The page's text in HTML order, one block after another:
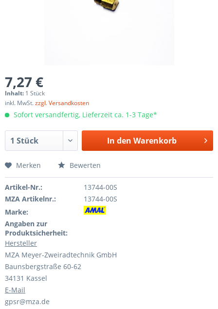
7,27 €
Inhalt: 1 Stück
inkl. MwSt.zzgl. Versandkosten
Sofort versandfertig, Lieferzeit ca. 1-3 Tage*
In den Warenkorb
Merken Bewerten
Artikel-Nr.:
13744-00S
MZA Artikelnr.:
13744-00S
Marke:
Angaben zur
Produktsicherheit:
Hersteller
MZA Meyer-Zweiradtechnik GmbH
Baunsbergstraße 60-62
34131 Kassel
E-Mail
gpsr@mza.de